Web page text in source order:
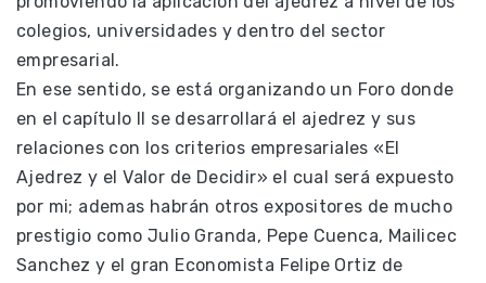
colegios, universidades y dentro del sector
empresarial.
En ese sentido, se está organizando un Foro donde
en el capítulo II se desarrollará el ajedrez y sus
relaciones con los criterios empresariales «El
Ajedrez y el Valor de Decidir» el cual será expuesto
por mi; ademas habrán otros expositores de mucho
prestigio como Julio Granda, Pepe Cuenca, Mailicec
Sanchez y el gran Economista Felipe Ortiz de